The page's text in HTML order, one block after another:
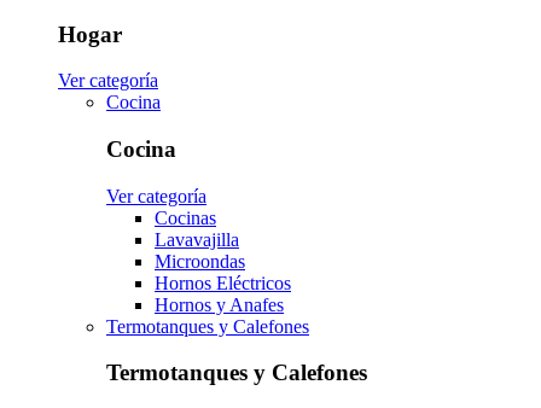
Hogar
Ver categoría
Cocina
Cocina
Ver categoría
Cocinas
Lavavajilla
Microondas
Hornos Eléctricos
Hornos y Anafes
Termotanques y Calefones
Termotanques y Calefones